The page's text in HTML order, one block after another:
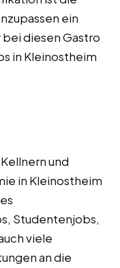
ein
diesen Gastro
in Kleinostheim
und
in Kleinostheim
Studentenjobs,
viele
an die